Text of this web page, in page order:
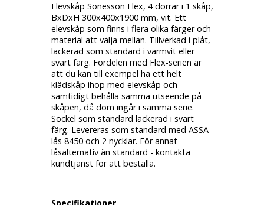
Elevskåp Sonesson Flex, 4 dörrar i 1 skåp,
BxDxH 300x400x1900 mm, vit. Ett
elevskåp som finns i flera olika färger och
material att välja mellan. Tillverkad i plåt,
lackerad som standard i varmvit eller
svart färg. Fördelen med Flex-serien är
att du kan till exempel ha ett helt
klädskåp ihop med elevskåp och
samtidigt behålla samma utseende på
skåpen, då dom ingår i samma serie.
Sockel som standard lackerad i svart
färg. Levereras som standard med ASSA-
lås 8450 och 2 nycklar. För annat
låsalternativ än standard - kontakta
kundtjänst för att beställa.